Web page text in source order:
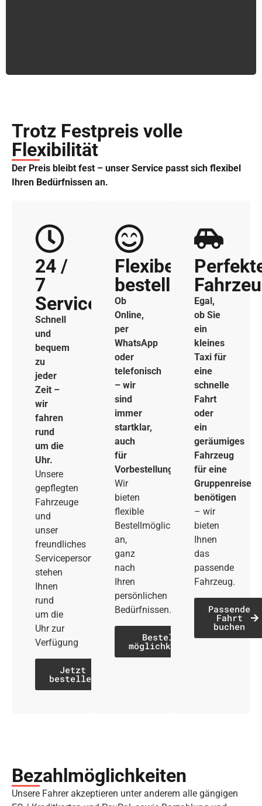
Trotz Festpreis volle
Flexibilität
Der Preis bleibt fest – unser Service passt sich flexibel
Ihren Bedürfnissen an.
24 /
7
Service
Schnell
und
bequem
zu
jeder
Zeit –
wir
fahren
rund
um die
Uhr.
Unsere
gepflegten
Fahrzeuge
und
unser
freundliches
Servicepersonal
stehen
Ihnen
rund
um die
Uhr zur
Verfügung
Jetzt
bestellen
Flexibel
bestellen
Ob
Online,
per
WhatsApp
oder
telefonisch
– wir
sind
immer
startklar,
auch
für
Vorbestellungen.
Wir
bieten
flexible
Bestellmöglichkeiten
an,
ganz
nach
Ihren
persönlichen
Bedürfnissen.
Bestell­
möglichkeiten
Egal,
ob Sie
ein
kleines
Taxi für
eine
schnelle
Fahrt
oder
ein
geräumiges
Fahrzeug
für eine
Gruppenreise
benötigen
– wir
bieten
Ihnen
das
passende
Fahrzeug.
Passende
Fahrt
buchen
Bezahl­möglich­keiten
Unsere Fahrer akzeptieren unter anderem alle gängigen